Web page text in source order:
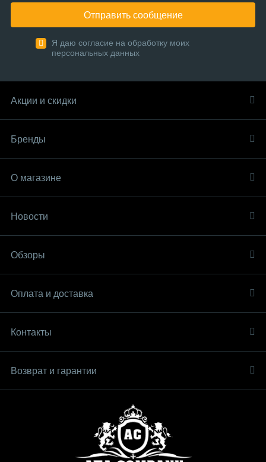
Отправить сообщение
Я даю согласие на обработку моих
персональных данных
Акции и скидки
Бренды
О магазине
Новости
Обзоры
Оплата и доставка
Контакты
Возврат и гарантии